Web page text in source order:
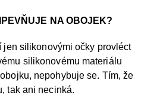
NA OBOJEK?
jen silikonovými očky provléct
silikonovému materiálu
nepohybuje se. Tím, že
tak ani necinká.